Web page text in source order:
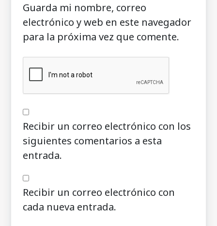
Guarda mi nombre, correo
electrónico y web en este navegador
para la próxima vez que comente.
Recibir un correo electrónico con los
siguientes comentarios a esta
entrada.
Recibir un correo electrónico con
cada nueva entrada.